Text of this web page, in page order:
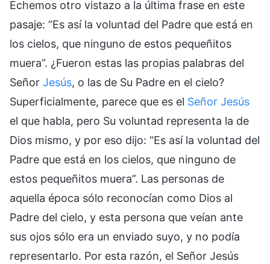
Echemos otro vistazo a la última frase en este
pasaje: “Es así la voluntad del Padre que está en
los cielos, que ninguno de estos pequeñitos
muera”. ¿Fueron estas las propias palabras del
Señor Jesús, o las de Su Padre en el cielo?
Superficialmente, parece que es el Señor Jesús
el que habla, pero Su voluntad representa la de
Dios mismo, y por eso dijo: “Es así la voluntad del
Padre que está en los cielos, que ninguno de
estos pequeñitos muera”. Las personas de
aquella época sólo reconocían como Dios al
Padre del cielo, y esta persona que veían ante
sus ojos sólo era un enviado suyo, y no podía
representarlo. Por esta razón, el Señor Jesús